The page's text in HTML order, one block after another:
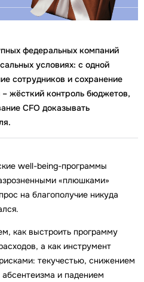
федеральных компаний
условиях: с одной
сотрудников и сохранение
– жёсткий контроль бюджетов,
CFO доказывать
well-being-программы
«плюшками»
на благополучие никуда
как выстроить программу
а как инструмент
текучестью, снижением
и падением